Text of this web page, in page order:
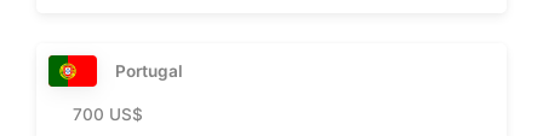
Portugal
700 US$